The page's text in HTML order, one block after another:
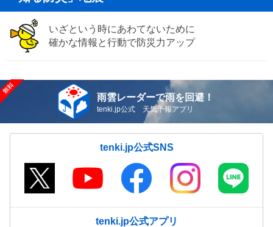
いざという時にあわてないために
確かな情報と行動で防災力アップ
雨雲レーダーで雨を回避！
tenki.jp公式 天気予報アプリ
tenki.jp公式SNS
tenki.jp公式アプリ